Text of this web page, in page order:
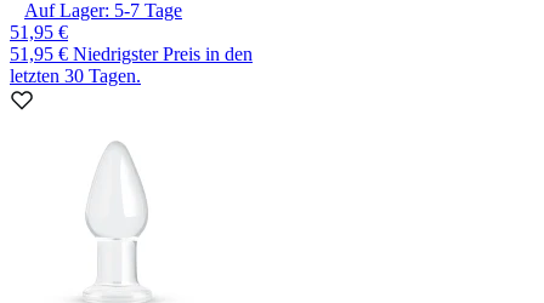
Auf Lager: 5-7 Tage
51,95 €
51,95 € Niedrigster Preis in den
letzten 30 Tagen.